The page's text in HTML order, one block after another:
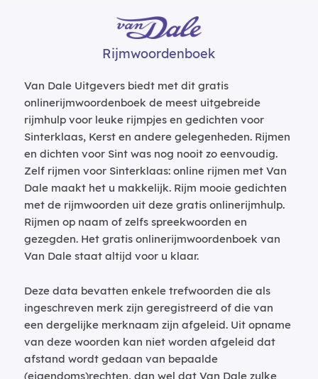
Rijmwoordenboek
Van Dale Uitgevers biedt met dit gratis
onlinerijmwoordenboek de meest uitgebreide
rijmhulp voor leuke rijmpjes en gedichten voor
Sinterklaas, Kerst en andere gelegenheden. Rijmen
en dichten voor Sint was nog nooit zo eenvoudig.
Zelf rijmen voor Sinterklaas: online rijmen met Van
Dale maakt het u makkelijk. Rijm mooie gedichten
met de rijmwoorden uit deze gratis onlinerijmhulp.
Rijmen op naam of zelfs spreekwoorden en
gezegden. Het gratis onlinerijmwoordenboek van
Van Dale staat altijd voor u klaar.
Deze data bevatten enkele trefwoorden die als
ingeschreven merk zijn geregistreerd of die van
een dergelijke merknaam zijn afgeleid. Uit opname
van deze woorden kan niet worden afgeleid dat
afstand wordt gedaan van bepaalde
(eigendoms)rechten, dan wel dat Van Dale zulke